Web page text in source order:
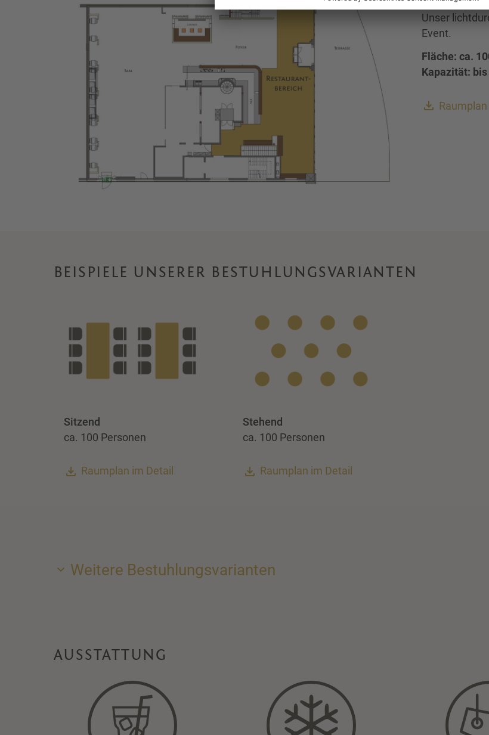
Unser
Event.
Fläche: ca.
Kapazität:
BEISPIELE UNSERER BESTUHLUNGSVARIANTEN
Sitzend
ca. 100 Personen
Raumplan im Detail
Stehend
ca. 100 Personen
Raumplan im Detail
Weitere Bestuhlungsvarianten
AUSSTATTUNG